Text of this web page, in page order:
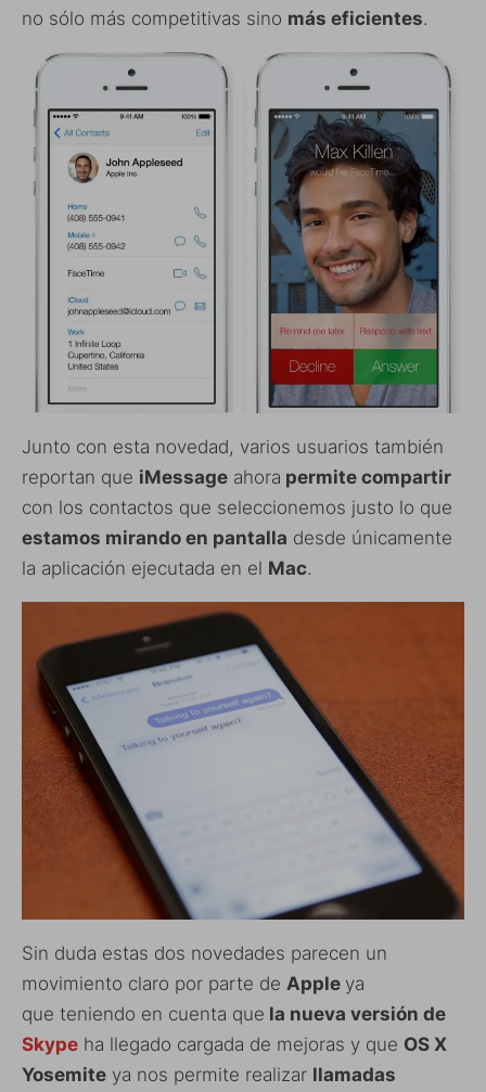
no sólo más competitivas sino más eficientes.
Junto con esta novedad, varios usuarios también
reportan que iMessage ahora permite compartir
con los contactos que seleccionemos justo lo que
estamos mirando en pantalla desde únicamente
la aplicación ejecutada en el Mac.
Sin duda estas dos novedades parecen un
movimiento claro por parte de Apple ya
que teniendo en cuenta que la nueva versión de
Skype ha llegado cargada de mejoras y que OS X
Yosemite ya nos permite realizar llamadas